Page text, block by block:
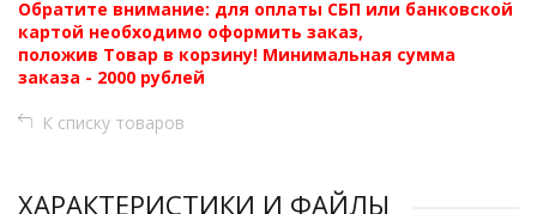
Обратите внимание: для оплаты СБП или банковской
картой необходимо оформить заказ,
положив Товар в корзину! Минимальная сумма
заказа - 2000 рублей
К списку товаров
ХАРАКТЕРИСТИКИ И ФАЙЛЫ